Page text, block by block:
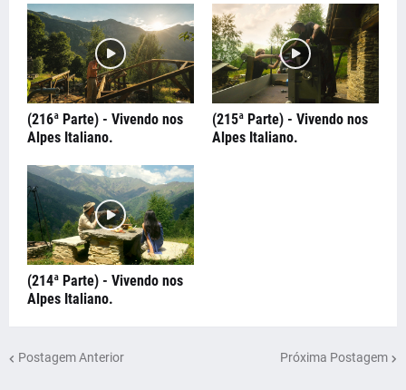
(216ª Parte) - Vivendo nos
Alpes Italiano.
(215ª Parte) - Vivendo nos
Alpes Italiano.
(214ª Parte) - Vivendo nos
Alpes Italiano.
Postagem Anterior Próxima Postagem